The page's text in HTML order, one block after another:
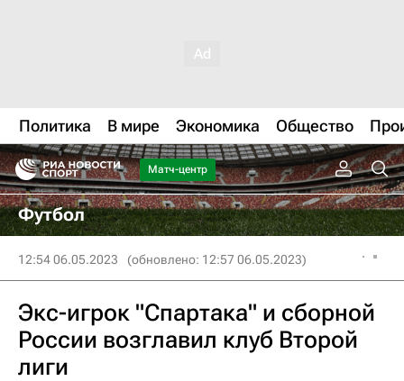
Политика В мире Экономика Общество
Матч-центр
Футбол
12:54 06.05.2023 (обновлено: 12:57 06.05.2023)
Экс-игрок "Спартака" и сборной
России возглавил клуб Второй
лиги